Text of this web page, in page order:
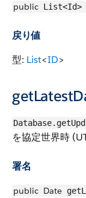
public List<Id>
戻り値
型: List<ID>
を協定世界時
署名
public Date